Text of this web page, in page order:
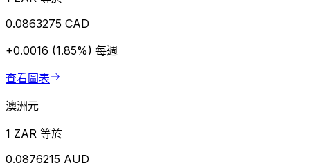
0.0863275 CAD
+0.0016 (1.85%) 每週
查看圖表
澳洲元
1 ZAR 等於
0.0876215 AUD